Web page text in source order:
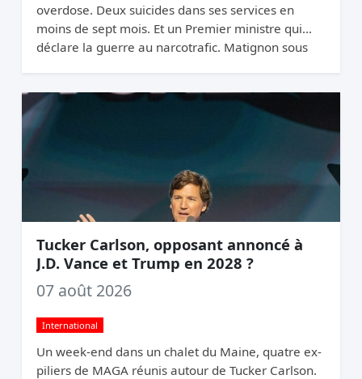
overdose. Deux suicides dans ses services en
moins de sept mois. Et un Premier ministre qui
déclare la guerre au narcotrafic. Matignon sous
Tucker Carlson, opposant annoncé à
J.D. Vance et Trump en 2028 ?
07 août 2026
International
Un week-end dans un chalet du Maine, quatre ex-
piliers de MAGA réunis autour de Tucker Carlson.